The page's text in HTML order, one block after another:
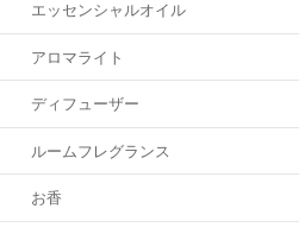
エッセンシャルオイル
アロマライト
ディフューザー
ルームフレグランス
お香